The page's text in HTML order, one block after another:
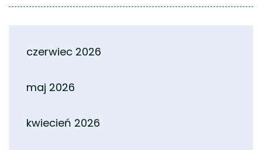
czerwiec 2026
maj 2026
kwiecień 2026